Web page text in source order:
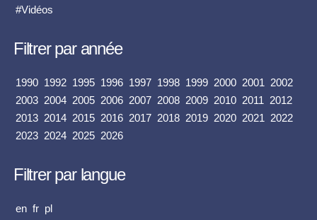
#Vidéos
Filtrer par année
1990 1992 1995 1996 1997 1998 1999 2000 2001 2002
2003 2004 2005 2006 2007 2008 2009 2010 2011 2012
2013 2014 2015 2016 2017 2018 2019 2020 2021 2022
2023 2024 2025 2026
Filtrer par langue
en fr pl